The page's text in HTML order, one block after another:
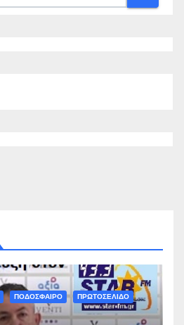
ΠΟΔΟΣΦΑΙΡΟ ΠΡΩΤΟΣΕΛΙΔΟ